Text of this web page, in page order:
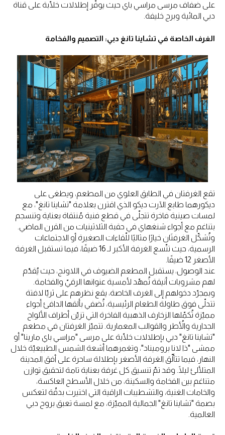
على ضفاف مرسى مراسي باي حيث يوفّر إطلالات خلّابة على قناة
دبي المائية وبرج خليفة.
الغرف الخاصة في تشاينا تانغ دبي: التصميم والفخامة
تقع الغرفتان في الطابق العلوي من المطعم، ويطغى على
ديكورهما طابع الآرت ديكو الذي اقترن بعلامة "تشاينا تانغ"، مع
لمسات صينية فاخرة تتجلّى في قطع فنية مُنتقاة بعناية وتنسجم
بتناغم مع أجواء شنغهاي في حقبة الثلاثينيات من القرن الماضي.
وتُشكّل الغرفتَان خيارًا مثاليًا للّقاءات الصغيرة أو الاجتماعات
الرسمية، حيث تتّسع الغرفة الأكبر لـ 16 ضيفًا، فيما تستقبل الغرفة
الأصغر 12 ضيفًا.
عند الوصول، يستقبل المطعم الضيوف في اللاونج، حيث يُقدّم
لهم مشروبات أنيقة تُمهّد لأمسية عنوانها الرقيّ والفخامة.
وبمجرّد دخولهم إلى الغرف الخاصة، يقع نظرهم على ثريّا لافتة
تتدلّى فوق طاولة الطعام الرئيسية، تُضفي بألقها الدافئ أجواء
مميّزة تُكمّلها الزخارف الذهبية الفاخرة التي تزيّن أطراف الألواح
الجدارية والأُطر والقوالب المعمارية. تتميّز الغرفتان في مطعم
"تشاينا تانغ" دبي بإطلالات خلّابة على مرسى "مراسي باي مارينا" أو
ممشى "ذا لانا بروميناد"، وتغمرهما أشعة الشمس الطبيعيّة خلال
النهار، فيما تتألّق الغرفة الأصغر بإطلالة ساحرة على أفق المدينة
المتلألئ ليلًا. وقد تمّ تنسيق كل غرفة بعناية تامة لتحقيق توازن
متناغم بين الفخامة والسكينة، من خلال الأسطح العاكسة،
والخامات الغنية، والتشطيبات الراقية التي اختيرت بدقّة لتعكس
بصمة "تشاينا تانغ" الجمالية المميّزة، مع لمسة تعبق بروح دبي
العالمية.